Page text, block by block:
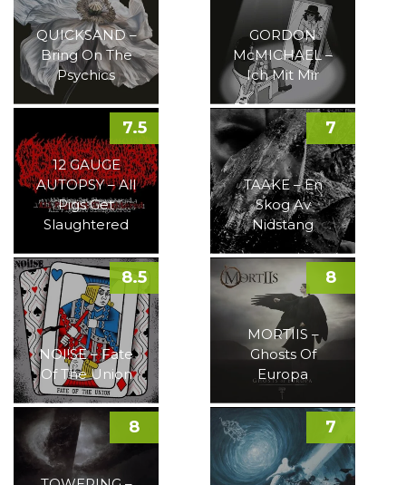
QUICKSAND –
Bring On The
Psychics
GORDON
McMICHAEL –
Ich Mit Mir
12 GAUGE
AUTOPSY – All
Pigs Get
Slaughtered
7.5
TAAKE – En
Skog Av
Nidstang
7
NOI!SE – Fate
Of The Union
8.5
MORTIIS –
Ghosts Of
Europa
8
8 7